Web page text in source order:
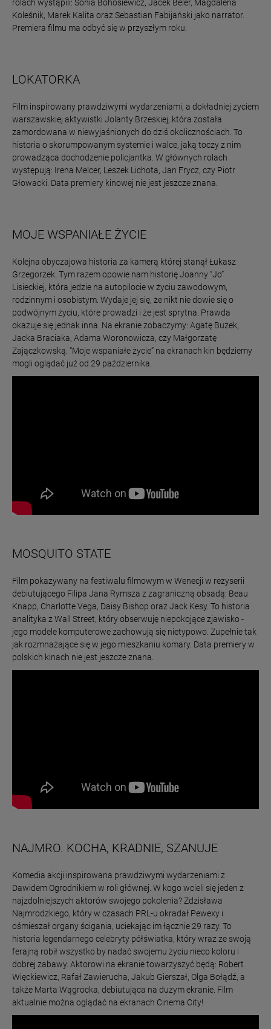
rolach wystąpili: Sonia Bohosiewicz, Jacek Beler, Magdalena
Koleśnik, Marek Kalita oraz Sebastian Fabijański jako narrator.
Premiera filmu ma odbyć się w przyszłym roku.
LOKATORKA
Film inspirowany prawdziwymi wydarzeniami, a dokładniej życiem
warszawskiej aktywistki Jolanty Brzeskiej, która została
zamordowana w niewyjaśnionych do dziś okolicznościach. To
historia o skorumpowanym systemie i walce, jaką toczy z nim
prowadząca dochodzenie policjantka. W głównych rolach
występują: Irena Melcer, Leszek Lichota, Jan Frycz, czy Piotr
Głowacki. Data premiery kinowej nie jest jeszcze znana.
MOJE WSPANIAŁE ŻYCIE
Kolejna obyczajowa historia za kamerą której stanął Łukasz
Grzegorzek. Tym razem opowie nam historię Joanny “Jo”
Lisieckiej, która jedzie na autopilocie w życiu zawodowym,
rodzinnym i osobistym. Wydaje jej się, że nikt nie dowie się o
podwójnym życiu, które prowadzi i że jest sprytna. Prawda
okazuje się jednak inna. Na ekranie zobaczymy: Agatę Buzek,
Jacka Braciaka, Adama Woronowicza, czy Małgorzatę
Zajączkowską. “Moje wspaniałe życie” na ekranach kin będziemy
mogli oglądać już od 29 października.
MOSQUITO STATE
Film pokazywany na festiwalu filmowym w Wenecji w reżyserii
debiutującego Filipa Jana Rymsza z zagraniczną obsadą: Beau
Knapp, Charlotte Vega, Daisy Bishop oraz Jack Kesy. To historia
analityka z Wall Street, który obserwuję niepokojące zjawisko -
jego modele komputerowe zachowują się nietypowo. Zupełnie tak
jak rozmnażające się w jego mieszkaniu komary. Data premiery w
polskich kinach nie jest jeszcze znana.
NAJMRO. KOCHA, KRADNIE, SZANUJE
Komedia akcji inspirowana prawdziwymi wydarzeniami z
Dawidem Ogrodnikiem w roli głównej. W kogo wcieli się jeden z
najzdolniejszych aktorów swojego pokolenia? Zdzisława
Najmrodzkiego, który w czasach PRL-u okradał Pewexy i
ośmieszał organy ścigania, uciekając im łącznie 29 razy. To
historia legendarnego celebryty półświatka, który wraz ze swoją
ferajną robił wszystko by nadać swojemu życiu nieco koloru i
dobrej zabawy. Aktorowi na ekranie towarzyszyć będą: Robert
Więckiewicz, Rafał Zawierucha, Jakub Gierszał, Olga Bołądź, a
także Marta Wągrocka, debiutująca na dużym ekranie. Film
aktualnie można oglądać na ekranach Cinema City!